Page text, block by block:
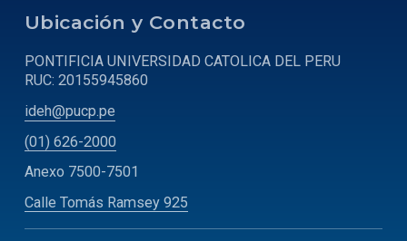
Ubicación y Contacto
PONTIFICIA UNIVERSIDAD CATOLICA DEL PERU
RUC: 20155945860
ideh@pucp.pe
(01) 626-2000
Anexo 7500-7501
Calle Tomás Ramsey 925